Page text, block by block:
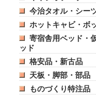
今治タオル・シー
ホットキャビ・ボ
寄宿舎用ベッド・
ッド
格安品・新古品
天板・脚部・部品
ものづくり特注品